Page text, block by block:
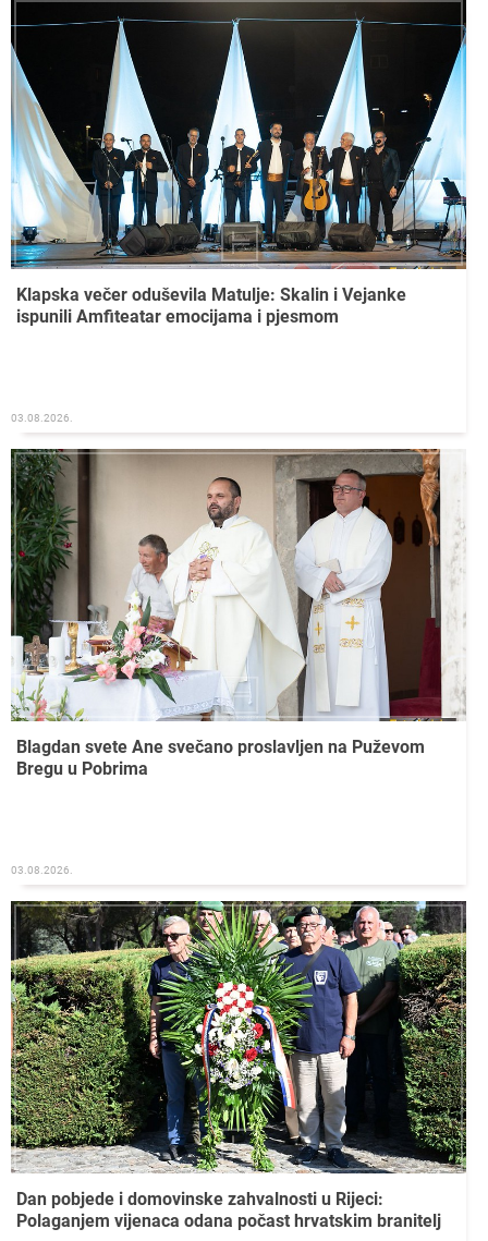
Klapska večer oduševila Matulje: Skalin i Vejanke
ispunili Amfiteatar emocijama i pjesmom
03.08.2026.
Blagdan svete Ane svečano proslavljen na Puževom
Bregu u Pobrima
03.08.2026.
Dan pobjede i domovinske zahvalnosti u Rijeci:
Polaganjem vijenaca odana počast hrvatskim branitelj